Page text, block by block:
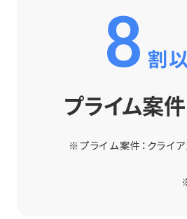
8 割
プライム案
※プライム案件：クライ